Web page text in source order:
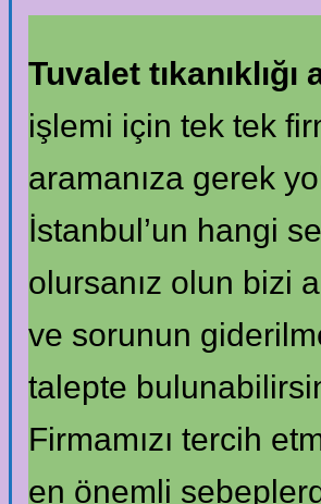
Tuvalet tıkanıklığı
işlemi için tek tek
aramanıza gerek
İstanbul’un hangi
olursanız olun bizi
ve sorunun
talepte
Firmamızı tercih
en önemli